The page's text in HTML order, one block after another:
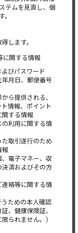
テムを見直し、個
します。
に関する情報
びパスワード
月日、郵便番号
ら提供される、
情報、ポイント
する情報
利用に関する情
取引遂行のため
報
電子マネー、収
済およびその方
絡等に関する情
ための本人確認
、健康保険証、
られません。）